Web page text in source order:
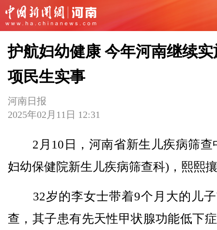
护航妇幼健康 今年河南继续实
项民生实事
河南日报
2025年02月11日 12:31
2月10日，河南省新生儿疾病筛查
妇幼保健院新生儿疾病筛查科)，熙熙
32岁的李女士带着9个月大的儿子
查，其子患有先天性甲状腺功能低下